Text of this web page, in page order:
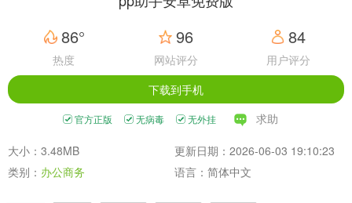
86°
热度
96
网站评分
84
用户评分
下载到手机
官方正版 无病毒 无外挂 求助
大小：3.48MB
更新日期：2026-06-03 19:10:23
类别： 办公商务 语言：简体中文